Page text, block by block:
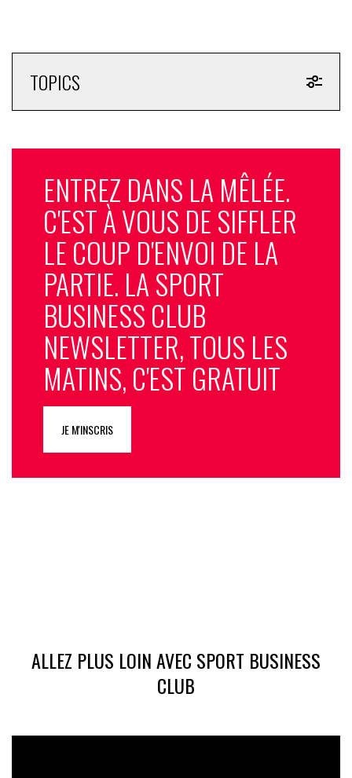
TOPICS
ENTREZ DANS LA MÊLÉE.
C'EST À VOUS DE SIFFLER
LE COUP D'ENVOI DE LA
PARTIE. LA SPORT
BUSINESS CLUB
NEWSLETTER, TOUS LES
MATINS, C'EST GRATUIT
JE M'INSCRIS
ALLEZ PLUS LOIN AVEC SPORT BUSINESS
CLUB